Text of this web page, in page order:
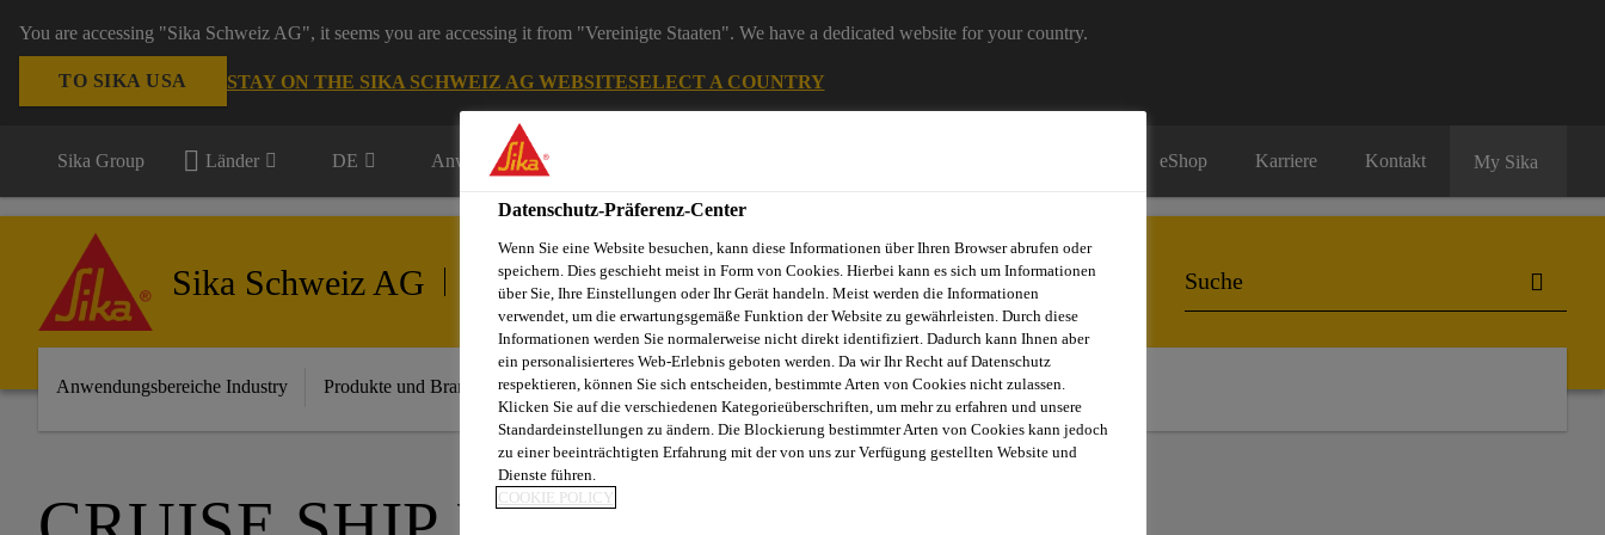
You are accessing "Sika Schweiz AG", it seems you are accessing it from "Vereinigte Staaten". We have a dedicated website for your country.
TO SIKA USA STAY ON THE SIKA SCHWEIZ AG WEBSITESELECT A COUNTRY
Sika Group Länder DE Anwendungsbereiche eShop Karriere Kontakt My Sika
Sika Schweiz AG Industry Anwendungsbereiche
Anwendungsbereiche Industry Produkte und Brands Innovation Service Industrie News Download Center Über uns
Datenschutz-Präferenz-Center
Wenn Sie eine Website besuchen, kann diese Informationen über Ihren Browser abrufen oder
speichern. Dies geschieht meist in Form von Cookies. Hierbei kann es sich um Informationen
über Sie, Ihre Einstellungen oder Ihr Gerät handeln. Meist werden die Informationen
verwendet, um die erwartungsgemäße Funktion der Website zu gewährleisten. Durch diese
Informationen werden Sie normalerweise nicht direkt identifiziert. Dadurch kann Ihnen aber
ein personalisierteres Web-Erlebnis geboten werden. Da wir Ihr Recht auf Datenschutz
respektieren, können Sie sich entscheiden, bestimmte Arten von Cookies nicht zulassen.
Klicken Sie auf die verschiedenen Kategorieüberschriften, um mehr zu erfahren und unsere
Standardeinstellungen zu ändern. Die Blockierung bestimmter Arten von Cookies kann jedoch
zu einer beeinträchtigten Erfahrung mit der von uns zur Verfügung gestellten Website und
Dienste führen.
COOKIE POLICY